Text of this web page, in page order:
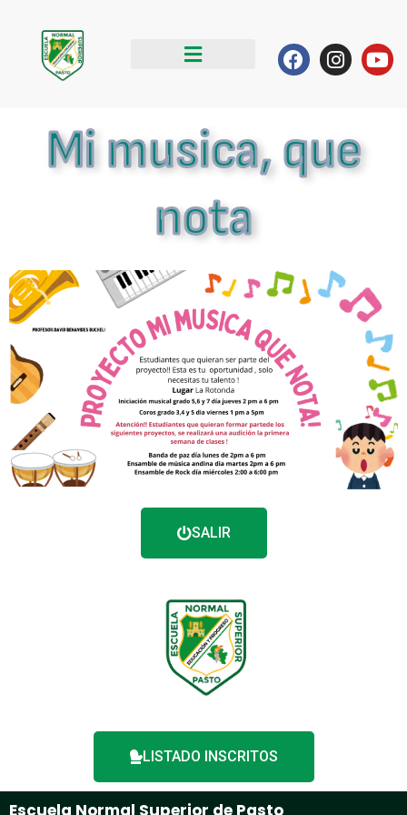
contenido
Facebook
Mi musica, que
nota
SALIR
LISTADO INSCRITOS
Escuela Normal Superior de Pasto